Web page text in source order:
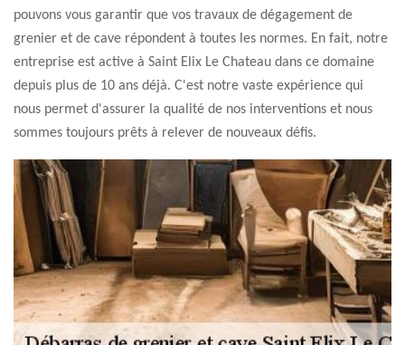
pouvons vous garantir que vos travaux de dégagement de
grenier et de cave répondent à toutes les normes. En fait, notre
entreprise est active à Saint Elix Le Chateau dans ce domaine
depuis plus de 10 ans déjà. C'est notre vaste expérience qui
nous permet d'assurer la qualité de nos interventions et nous
sommes toujours prêts à relever de nouveaux défis.